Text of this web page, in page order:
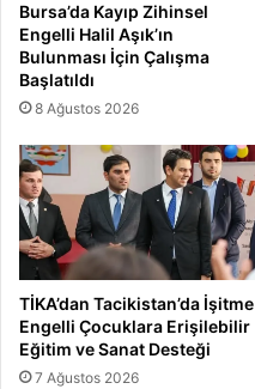
Bursa’da Kayıp Zihinsel
Engelli Halil Aşık’ın
Bulunması İçin Çalışma
Başlatıldı
8 Ağustos 2026
TİKA’dan Tacikistan’da İşitme
Engelli Çocuklara Erişilebilir
Eğitim ve Sanat Desteği
7 Ağustos 2026